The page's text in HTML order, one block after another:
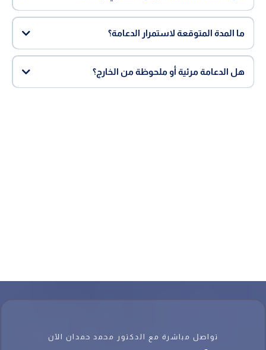
ما المدة المتوقعة لاستمرار الدعامة؟
هل الدعامة مرئية أو ملحوظة من الخارج؟
تواصل مباشرة مع الدكتور محمد حمدان الآن